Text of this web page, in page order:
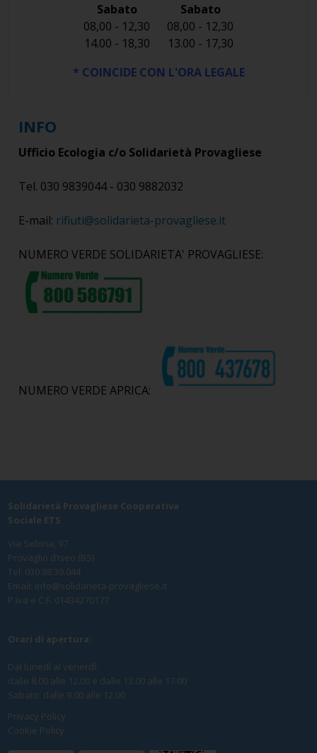
Sabato
08,00 - 12,30
14.00 - 18,30
Sabato
08,00 - 12,30
13.00 - 17,30
* COINCIDE CON L'ORA LEGALE
INFO
Ufficio Ecologia c/o Solidarietà Provagliese
Tel. 030 9839044 - 030 9882032
E-mail: rifiuti@solidarieta-provagliese.it
NUMERO VERDE SOLIDARIETA' PROVAGLIESE:
NUMERO VERDE APRICA:
Solidarietà Provagliese Cooperativa
Sociale ETS
Via Sebina, 97
Provaglio d‘Iseo (BS)
Tel: 030.98.39.044
Email: info@solidarieta-provagliese.it
P.iva e C.F. 01434270177
Orari di apertura:
Dal lunedì al venerdì:
dalle 8.00 alle 12.00 e dalle 13.00 alle 17.00
Sabato: dalle 9.00 alle 12.00
Privacy Policy
Cookie Policy